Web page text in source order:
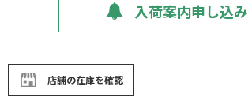
入荷案内申し込み
店舗の在庫を確認